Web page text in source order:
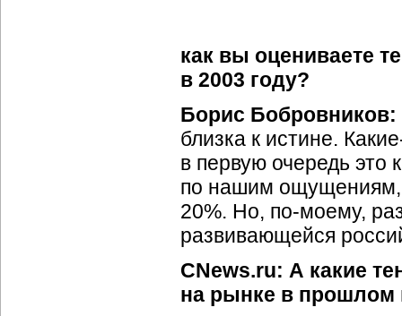
как вы оцениваете
в 2003 году?
Борис Бобровников:
близка к истине.
в первую очередь это
по нашим ощущениям,
20%. Но, по-моему,
развивающейся
CNews.ru: А какие
на рынке в прошлом